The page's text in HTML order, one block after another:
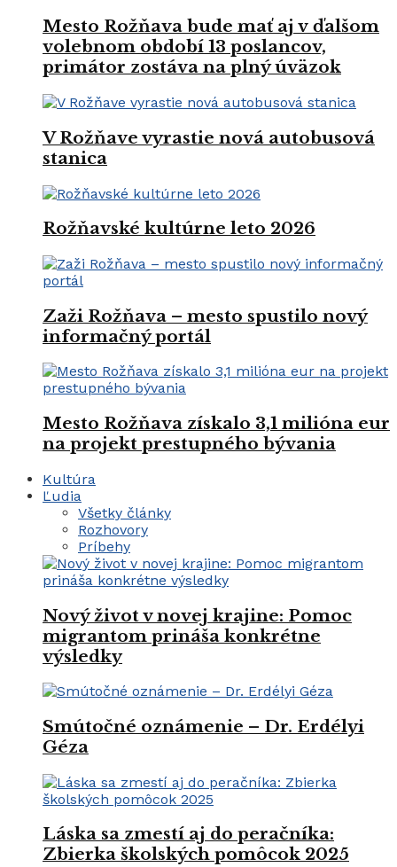
Mesto Rožňava bude mať aj v ďalšom
volebnom období 13 poslancov,
primátor zostáva na plný úväzok
V Rožňave vyrastie nová autobusová
stanica
Rožňavské kultúrne leto 2026
Zaži Rožňava – mesto spustilo nový
informačný portál
Mesto Rožňava získalo 3,1 milióna eur
na projekt prestupného bývania
Kultúra
Ľudia
Všetky články
Rozhovory
Príbehy
Nový život v novej krajine: Pomoc
migrantom prináša konkrétne
výsledky
Smútočné oznámenie – Dr. Erdélyi
Géza
Láska sa zmestí aj do peračníka:
Zbierka školských pomôcok 2025